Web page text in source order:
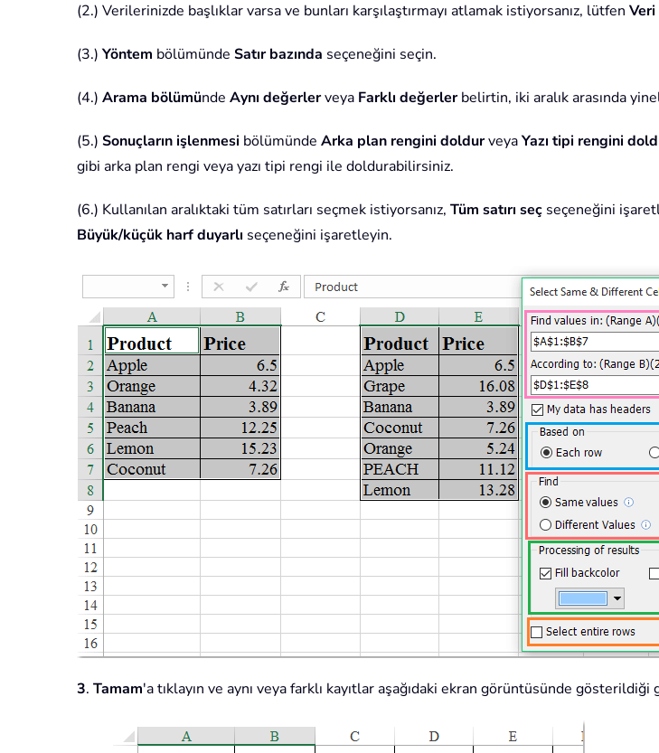
(2.) Verilerinizde başlıklar varsa ve bunları karşılaştırmayı atlamak istiyorsanız, lütfen Veri
(3.) Yöntem bölümünde Satır bazında seçeneğini seçin.
(4.) Arama bölümünde Aynı değerlerveya Farklı değerlerbelirtin, iki aralık arasında
(5.) Sonuçların işlenmesi bölümünde Arka plan rengini doldurveyaYazı tipi rengini
gibi arka plan rengi veya yazı tipi rengi ile doldurabilirsiniz.
(6.) Kullanılan aralıktaki tüm satırları seçmek istiyorsanız, Tüm satırı seç seçeneğini
Büyük/küçük harf duyarlı seçeneğini işaretleyin.
3. Tamam'a tıklayın ve aynı veya farklı kayıtlar aşağıdaki ekran görüntüsünde